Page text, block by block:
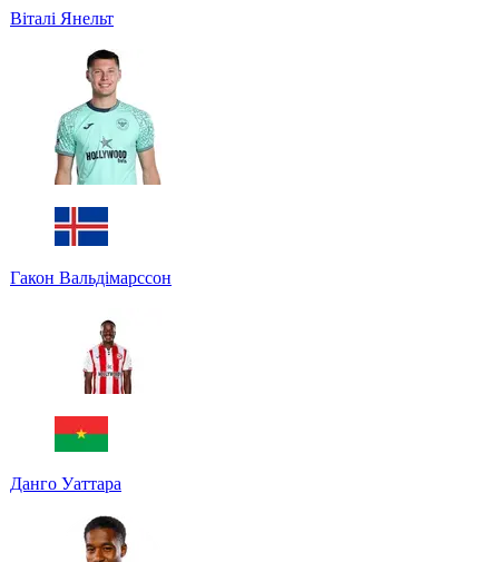
Віталі Янельт
Гакон Вальдімарссон
Данго Уаттара